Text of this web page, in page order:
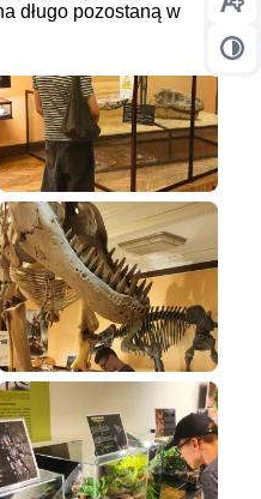
długo pozostaną w